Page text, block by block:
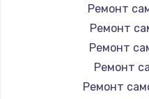
Ремонт
Ремонт
Ремонт
Ремонт
Ремонт